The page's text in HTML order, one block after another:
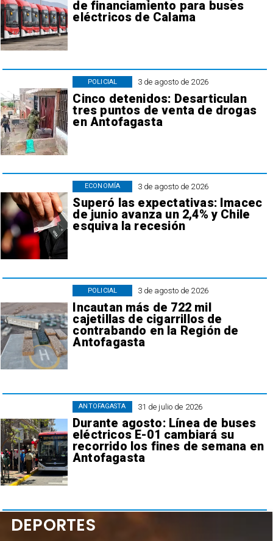
de financiamiento para buses
eléctricos de Calama
3 de agosto de 2026
Cinco detenidos: Desarticulan
tres puntos de venta de drogas
en Antofagasta
POLICIAL
3 de agosto de 2026
Superó las expectativas: Imacec
de junio avanza un 2,4% y Chile
esquiva la recesión
ECONOMÍA
3 de agosto de 2026
Incautan más de 722 mil
cajetillas de cigarrillos de
contrabando en la Región de
Antofagasta
POLICIAL
31 de julio de 2026
Durante agosto: Línea de buses
eléctricos E-01 cambiará su
recorrido los fines de semana en
Antofagasta
ANTOFAGASTA
DEPORTES